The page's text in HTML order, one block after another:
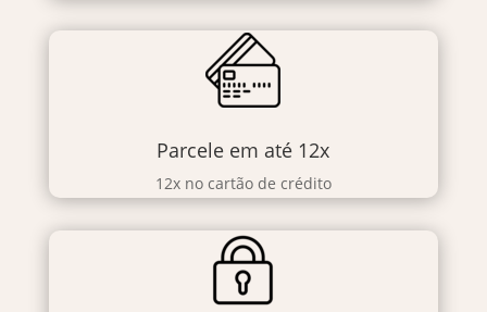
Parcele em até 12x
12x no cartão de crédito